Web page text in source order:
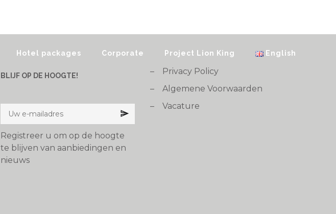
Hotel packages Corporate Project Lion King English
BLIJF OP DE HOOGTE!
Registreer u om op de hoogte
te blijven van aanbiedingen en
nieuws
–
Privacy Policy
– Algemene Voorwaarden
– Vacature